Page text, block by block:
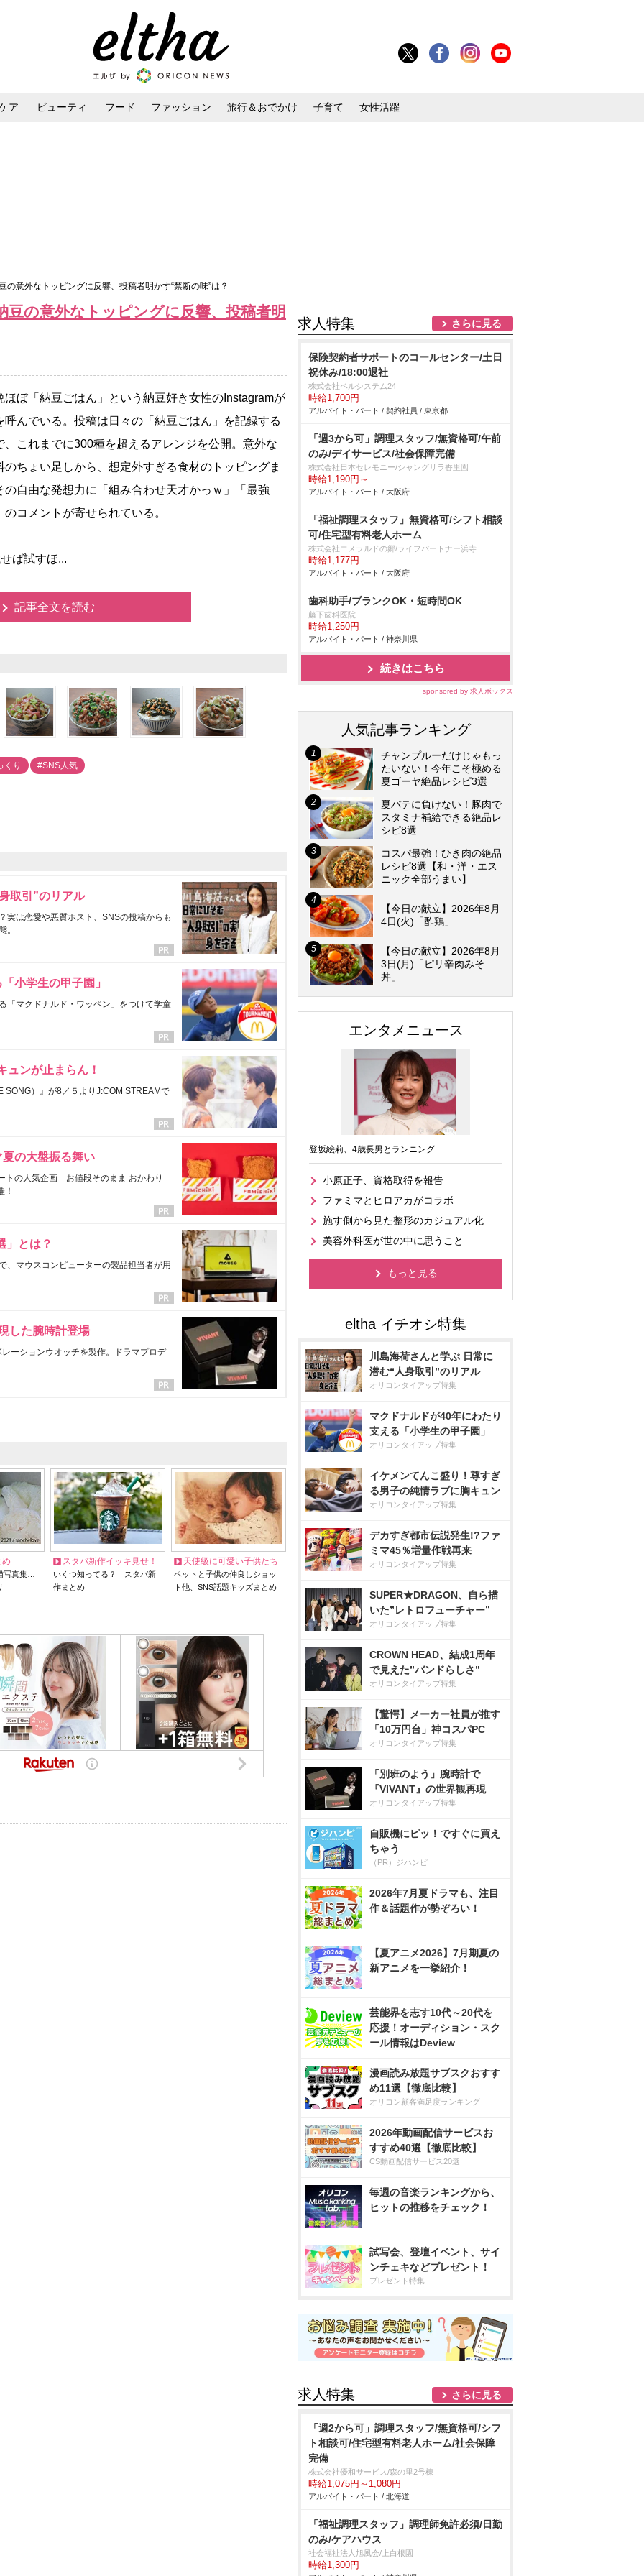
ア ビューティ フード ファッション 旅行＆おでかけ 子育て 女性活躍
の意外なトッピングに反響、投稿者明かす“禁断の味”は？
豆の意外なトッピングに反響、投稿者明
ぼ「納豆ごはん」という納豆好き女性のInstagramが
呼んでいる。投稿は日々の「納豆ごはん」を記録する
、これまでに300種を超えるアレンジを公開。意外な
のちょい足しから、想定外すぎる食材のトッピングま
の自由な発想力に「組み合わせ天才かっｗ」「最強
のコメントが寄せられている。
ば試すほ...
記事全文を読む
くり #SNS人気
取引”のリアル
実は恋愛や悪質ホスト、SNSの投稿からも
。
小学生の甲子園」
「マクドナルド・ワッペン」をつけて学童
ュンが止まらん！
SONG）』が8／５よりJ:COM STREAMで
の大盤振る舞い
の人気企画「お値段そのまま おかわり
！
」とは？
、マウスコンピューターの製品担当者が用
した腕時計登場
ーションウオッチを製作。ドラマプロデ
め
写真集…
スタバ新作イッキ見せ！
いくつ知ってる？ スタバ新
作まとめ
天使級に可愛い子供たち
ペットと子供の仲良しショッ
ト他、SNS話題キッズまとめ
求人特集 さらに見る
保険契約者サポートのコールセンター/土日
祝休み/18:00退社
株式会社ベルシステム24
時給1,700円
アルバイト・パート / 契約社員 / 東京都
「週3から可」調理スタッフ/無資格可/午前
のみ/デイサービス/社会保障完備
株式会社日本セレモニー/シャングリラ香里園
時給1,190円～
アルバイト・パート / 大阪府
「福祉調理スタッフ」無資格可/シフト相談
可/住宅型有料老人ホーム
株式会社エメラルドの郷/ライフパートナー浜寺
時給1,177円
アルバイト・パート / 大阪府
歯科助手/ブランクOK・短時間OK
藤下歯科医院
時給1,250円
アルバイト・パート / 神奈川県
続きはこちら
sponsored by 求人ボックス
人気記事ランキング
チャンプルーだけじゃもっ
たいない！今年こそ極める
夏ゴーヤ絶品レシピ3選
夏バテに負けない！豚肉で
スタミナ補給できる絶品レ
シピ8選
コスパ最強！ひき肉の絶品
レシピ8選【和・洋・エス
ニック全部うまい】
【今日の献立】2026年8月
4日(火)「酢鶏」
【今日の献立】2026年8月
3日(月)「ピリ辛肉みそ
丼」
エンタメニュース
登坂絵莉、4歳長男とランニング
小原正子、資格取得を報告
ファミマとヒロアカがコラボ
施す側から見た整形のカジュアル化
美容外科医が世の中に思うこと
もっと見る
川島海荷さんと学ぶ 日常に
潜む“人身取引”のリアル
オリコンタイアップ特集
マクドナルドが40年にわたり
支える「小学生の甲子園」
オリコンタイアップ特集
イケメンてんこ盛り！尊すぎ
る男子の純情ラブに胸キュン
オリコンタイアップ特集
デカすぎ都市伝説発生!?ファ
ミマ45％増量作戦再来
オリコンタイアップ特集
SUPER★DRAGON、自ら描
いた”レトロフューチャー”
オリコンタイアップ特集
CROWN HEAD、結成1周年
で見えた”バンドらしさ”
オリコンタイアップ特集
【驚愕】メーカー社員が推す
「10万円台」神コスパPC
オリコンタイアップ特集
「別班のよう」腕時計で
『VIVANT』の世界観再現
オリコンタイアップ特集
自販機にピッ！ですぐに買え
ちゃう
（PR）ジハンピ
2026年7月夏ドラマも、注目
作＆話題作が勢ぞろい！
【夏アニメ2026】7月期夏の
新アニメを一挙紹介！
芸能界を志す10代～20代を
応援！オーディション・スク
ール情報はDeview
漫画読み放題サブスクおすす
め11選【徹底比較】
オリコン顧客満足度ランキング
2026年動画配信サービスお
すすめ40選【徹底比較】
CS動画配信サービス20選
毎週の音楽ランキングから、
ヒットの推移をチェック！
試写会、登壇イベント、サイ
ンチェキなどプレゼント！
プレゼント特集
求人特集 さらに見る
「週2から可」調理スタッフ/無資格可/シフ
ト相談可/住宅型有料老人ホーム/社会保障
完備
株式会社優和サービス/森の里2号棟
時給1,075円～1,080円
アルバイト・パート / 北海道
「福祉調理スタッフ」調理師免許必須/日勤
のみ/ケアハウス
社会福祉法人旭風会/上白根園
時給1,300円